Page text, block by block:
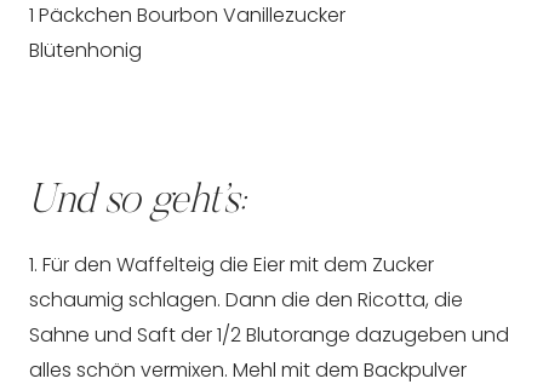
1 Päckchen Bourbon Vanillezucker
Blütenhonig
Und so geht’s:
1. Für den Waffelteig die Eier mit dem Zucker
schaumig schlagen. Dann die den Ricotta, die
Sahne und Saft der 1/2 Blutorange dazugeben und
alles schön vermixen. Mehl mit dem Backpulver